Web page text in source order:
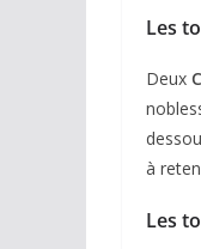
Les
Deux
à
Les